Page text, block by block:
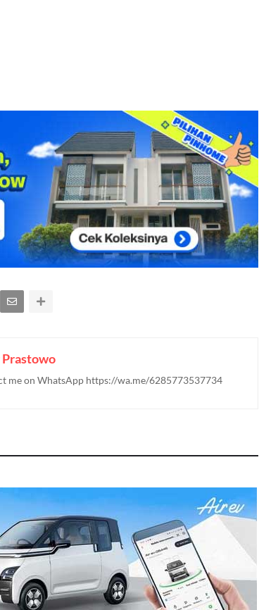
me on WhatsApp https://wa.me/6285773537734